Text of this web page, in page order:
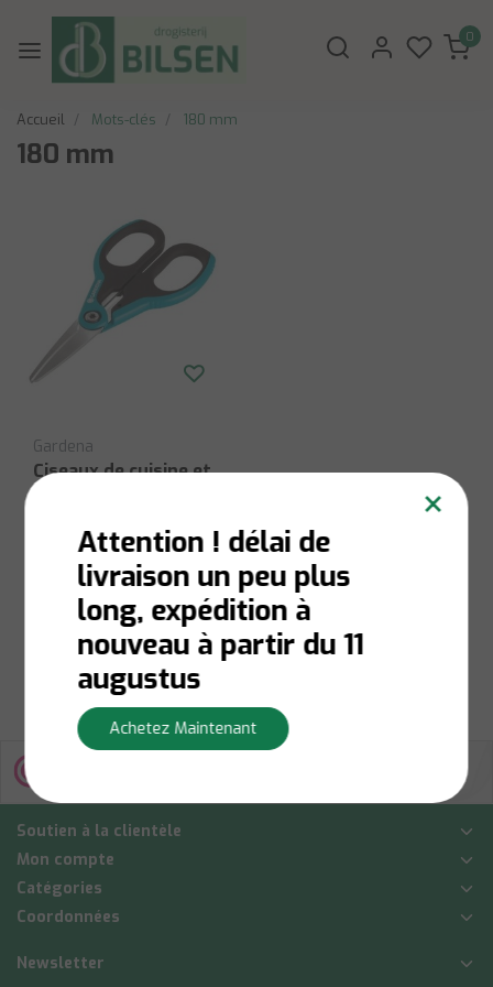
0
Accueil Mots-clés 180 mm
180 mm
Gardena
Ciseaux de cuisine et
Niet op voorraad:
Contactez-nous pour la
disponibilité du stock
Afficher
Soutien à la clientèle
Mon compte
Catégories
Coordonnées
Newsletter
×
Attention ! délai de
livraison un peu plus
long, expédition à
nouveau à partir du 11
augustus
Achetez Maintenant